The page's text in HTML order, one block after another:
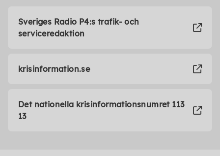
Sveriges Radio P4:s trafik- och
serviceredaktion
krisinformation.se
Det nationella krisinformationsnumret 113
13